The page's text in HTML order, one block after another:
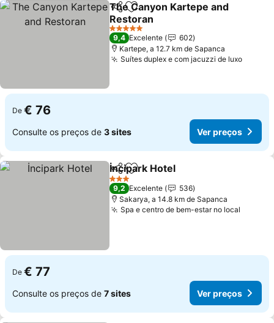
PartilharAdicionar aos favoritos
The Canyon Kartepe and
Restoran
Ver preços
5 Estrelas
9,4 Excelente
602
Kartepe, a 12.7 km de Sapanca
Suítes duplex e com jacuzzi de luxoVer
De € 76
Consulte os preços de 3 sites Ver preços
PartilharAdicionar aos favoritos
İncipark Hotel
3 Estrelas
9,2 Excelente
536
Sakarya, a 14.8 km de Sapanca
Spa e centro de bem-estar no local
De € 77
Consulte os preços de 7 sites Ver preços